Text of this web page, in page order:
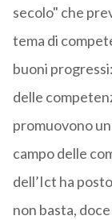
secolo" che
tema di
buoni
delle
promuovono
campo delle
dell’Ict ha
non basta,